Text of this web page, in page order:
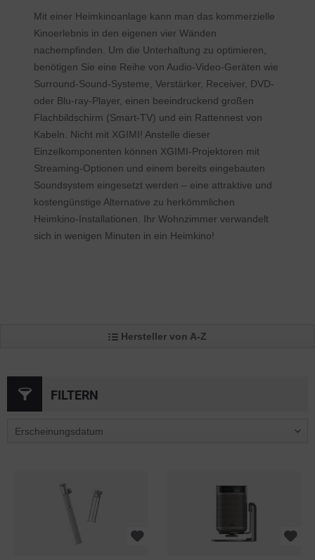
Mit einer Heimkinoanlage kann man das kommerzielle
Kinoerlebnis in den eigenen vier Wänden
nachempfinden. Um die Unterhaltung zu optimieren,
benötigen Sie eine Reihe von Audio-Video-Geräten wie
Surround-Sound-Systeme, Verstärker, Receiver, DVD-
oder Blu-ray-Player, einen beeindruckend großen
Flachbildschirm (Smart-TV) und ein Rattennest von
Kabeln. Nicht mit XGIMI! Anstelle dieser
Einzelkomponenten können XGIMI-Projektoren mit
Streaming-Optionen und einem bereits eingebauten
Soundsystem eingesetzt werden – eine attraktive und
kostengünstige Alternative zu herkömmlichen
Heimkino-Installationen. Ihr Wohnzimmer verwandelt
sich in wenigen Minuten in ein Heimkino!
Hersteller von A-Z
FILTERN